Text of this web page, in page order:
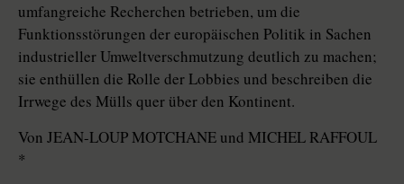
umfangreiche Recherchen betrieben, um die
Funktionsstörungen der europäischen Politik in Sachen
industrieller Umweltverschmutzung deutlich zu machen;
sie enthüllen die Rolle der Lobbies und beschreiben die
Irrwege des Mülls quer über den Kontinent.
Von JEAN-LOUP MOTCHANE und MICHEL RAFFOUL
*